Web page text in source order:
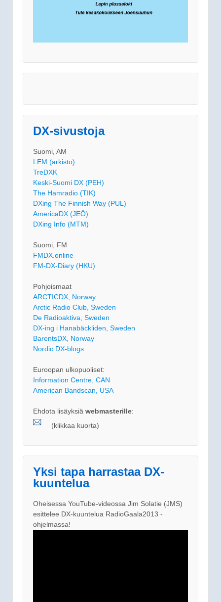
DX-sivustoja
Suomi, AM
LEM (arkisto)
TreDXK
Keski-Suomi DX (PEH)
The Hamradio (TIK)
DXing The Finnish Way (PUL)
AmericaDX (JEÖ)
DXing Info (MTM)
Suomi, FM
FMDX.online
FM-DX-Diary (HKU)
Pohjoismaat
ARCTICDX, Norway
Arctic Radio Club, Sweden
De Radioaktiva, Sweden
DX-ing i Hanabäckliden, Sweden
BarentsDX, Norway
Nordic DX-blogs
Euroopan ulkopuoliset:
Information Centre, CAN
American Bandscan, USA
Ehdota lisäyksiä webmasterille:
(klikkaa kuorta)
Yksi tapa harrastaa DX-
kuuntelua
Oheisessa YouTube-videossa Jim Solatie (JMS)
esittelee DX-kuuntelua RadioGaala2013 -
ohjelmassa!